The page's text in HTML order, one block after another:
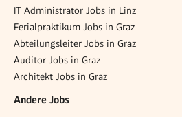
IT Administrator Jobs in Linz
Ferialpraktikum Jobs in Graz
Abteilungsleiter Jobs in Graz
Auditor Jobs in Graz
Architekt Jobs in Graz
Andere Jobs